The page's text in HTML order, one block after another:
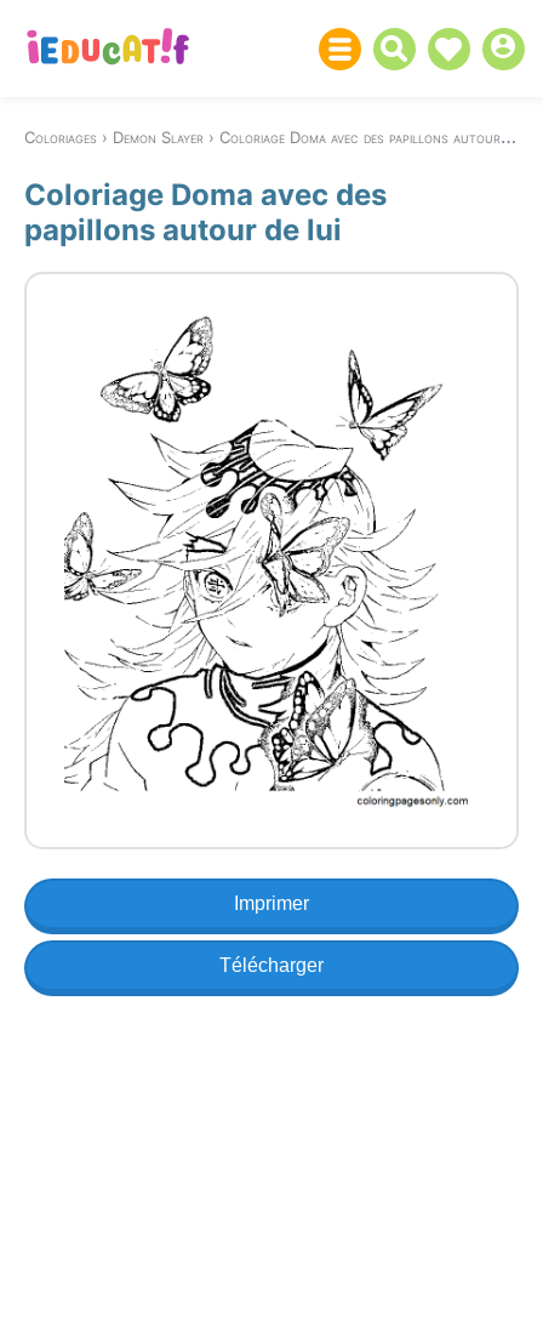
Coloriages Demon Slayer Coloriage Doma avec des papillons autour de lui
Coloriage Doma avec des
papillons autour de lui
Imprimer
Télécharger